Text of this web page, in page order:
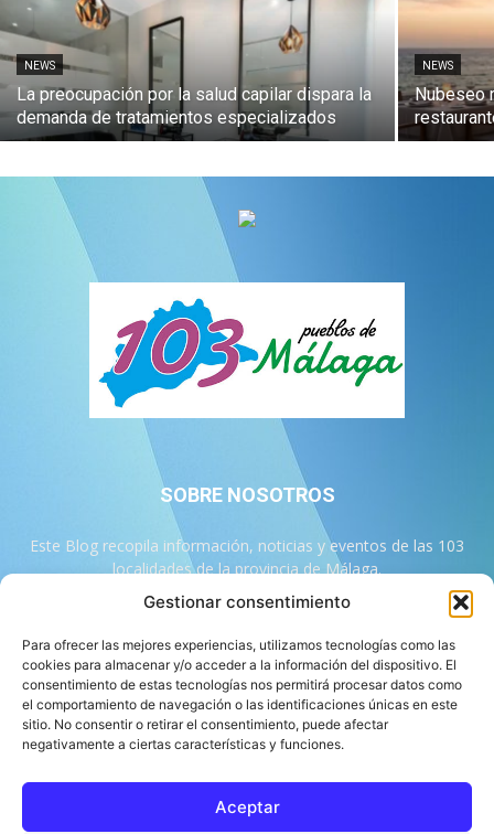
Gestionar consentimiento
Para ofrecer las mejores experiencias, utilizamos tecnologías como las
cookies para almacenar y/o acceder a la información del dispositivo. El
consentimiento de estas tecnologías nos permitirá procesar datos como
el comportamiento de navegación o las identificaciones únicas en este
sitio. No consentir o retirar el consentimiento, puede afectar
negativamente a ciertas características y funciones.
Aceptar
NEWS
La preocupación por la salud capilar dispara la
demanda de tratamientos especializados
NEWS
Nubeseo
SOBRE NOSOTROS
Este Blog recopila información, noticias y eventos de las 103
localidades de la provincia de Málaga.
Contáctanos: info@103malaga.com
SÍGUENOS